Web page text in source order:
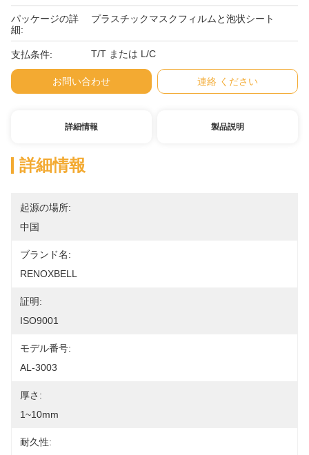
パッケージの詳
細:
プラスチックマスクフィルムと泡状シート
支払条件: T/T または L/C
お問い合わせ 連絡 ください
詳細情報 製品説明
詳細情報
起源の場所:
中国
ブランド名:
RENOXBELL
証明:
ISO9001
モデル番号:
AL-3003
厚さ:
1~10mm
耐久性: